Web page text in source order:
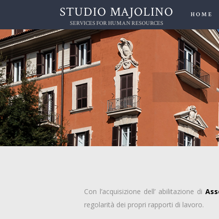
STUDIO MAJOLINO
SERVICES FOR HUMAN RESOURCES
HOME
Con l’acquisizione dell’ abilitazione di
regolarità dei propri rapporti di lavoro.